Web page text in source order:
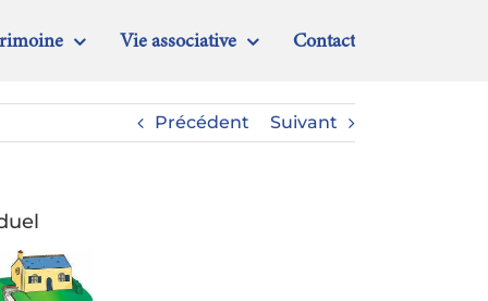
Vie associative Contact
Précédent Suivant